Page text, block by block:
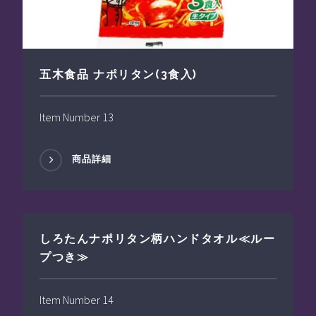
五木食品 ナポリタン(3食入)
Item Number 13
商品詳細
しろたんナポリタン柄ハンドタオル≪ルー
プつき≫
Item Number 14